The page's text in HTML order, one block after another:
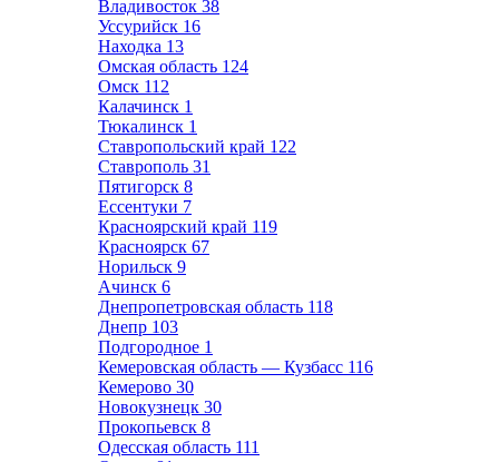
Владивосток 38
Уссурийск 16
Находка 13
Омская область 124
Омск 112
Калачинск 1
Тюкалинск 1
Ставропольский край 122
Ставрополь 31
Пятигорск 8
Ессентуки 7
Красноярский край 119
Красноярск 67
Норильск 9
Ачинск 6
Днепропетровская область 118
Днепр 103
Подгородное 1
Кемеровская область — Кузбасс 116
Кемерово 30
Новокузнецк 30
Прокопьевск 8
Одесская область 111